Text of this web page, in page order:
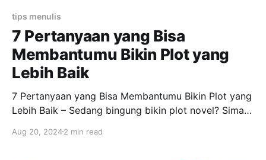
tips menulis
7 Pertanyaan yang Bisa
Membantumu Bikin Plot yang
Lebih Baik
7 Pertanyaan yang Bisa Membantumu Bikin Plot yang
Lebih Baik – Sedang bingung bikin plot novel? Simak
Plot adalah salah satu unsur dalam cerita yang
Aug 20, 20242 min read